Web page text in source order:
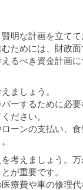
明な計画を立て
ためには、財政
るべき資金計画
ましょう。
ーするために必
ださい。
ーンの支払い、
考えましょう。
が重要です。
療費や車の修理